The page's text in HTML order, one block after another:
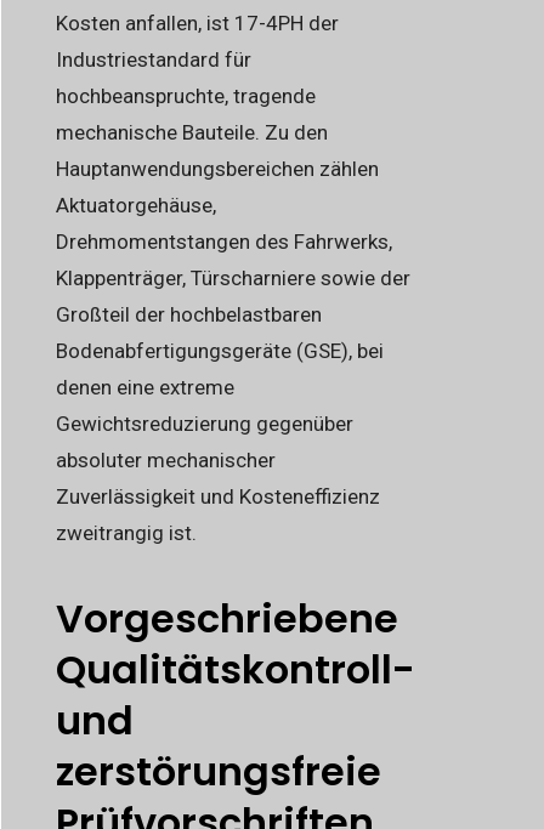
Kosten anfallen, ist 17-4PH der
Industriestandard für
hochbeanspruchte, tragende
mechanische Bauteile. Zu den
Hauptanwendungsbereichen zählen
Aktuatorgehäuse,
Drehmomentstangen des Fahrwerks,
Klappenträger, Türscharniere sowie der
Großteil der hochbelastbaren
Bodenabfertigungsgeräte (GSE), bei
denen eine extreme
Gewichtsreduzierung gegenüber
absoluter mechanischer
Zuverlässigkeit und Kosteneffizienz
zweitrangig ist.
Vorgeschriebene
Qualitätskontroll-
und
zerstörungsfreie